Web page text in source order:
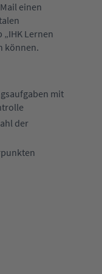
einen
Lernen
können.
mit
der